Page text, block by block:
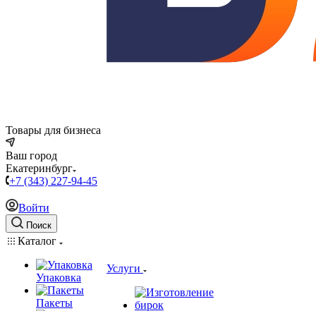
Товары для бизнеса
Ваш город
Екатеринбург
+7 (343) 227-94-45
Войти
Поиск
Каталог
Упаковка
Пакеты
Услуги